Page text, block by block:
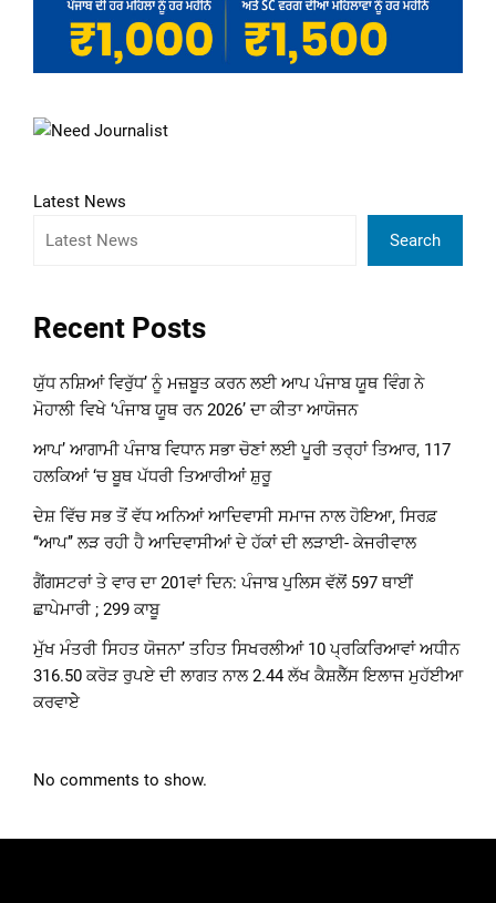
Latest News
Search
Recent Posts
ਯੁੱਧ ਨਸ਼ਿਆਂ ਵਿਰੁੱਧ’ ਨੂੰ ਮਜ਼ਬੂਤ ਕਰਨ ਲਈ ਆਪ ਪੰਜਾਬ ਯੂਥ ਵਿੰਗ ਨੇ
ਮੋਹਾਲੀ ਵਿਖੇ ‘ਪੰਜਾਬ ਯੂਥ ਰਨ 2026’ ਦਾ ਕੀਤਾ ਆਯੋਜਨ
ਆਪ’ ਆਗਾਮੀ ਪੰਜਾਬ ਵਿਧਾਨ ਸਭਾ ਚੋਣਾਂ ਲਈ ਪੂਰੀ ਤਰ੍ਹਾਂ ਤਿਆਰ, 117
ਹਲਕਿਆਂ ‘ਚ ਬੂਥ ਪੱਧਰੀ ਤਿਆਰੀਆਂ ਸ਼ੁਰੂ
ਦੇਸ਼ ਵਿੱਚ ਸਭ ਤੋਂ ਵੱਧ ਅਨਿਆਂ ਆਦਿਵਾਸੀ ਸਮਾਜ ਨਾਲ ਹੋਇਆ, ਸਿਰਫ਼
‘‘ਆਪ’’ ਲੜ ਰਹੀ ਹੈ ਆਦਿਵਾਸੀਆਂ ਦੇ ਹੱਕਾਂ ਦੀ ਲੜਾਈ- ਕੇਜਰੀਵਾਲ
ਗੈਂਗਸਟਰਾਂ ਤੇ ਵਾਰ ਦਾ 201ਵਾਂ ਦਿਨ: ਪੰਜਾਬ ਪੁਲਿਸ ਵੱਲੋਂ 597 ਥਾਈਂ
ਛਾਪੇਮਾਰੀ ; 299 ਕਾਬੂ
ਮੁੱਖ ਮੰਤਰੀ ਸਿਹਤ ਯੋਜਨਾ’ ਤਹਿਤ ਸਿਖਰਲੀਆਂ 10 ਪ੍ਰਕਿਰਿਆਵਾਂ ਅਧੀਨ
316.50 ਕਰੋੜ ਰੁਪਏ ਦੀ ਲਾਗਤ ਨਾਲ 2.44 ਲੱਖ ਕੈਸ਼ਲੈੱਸ ਇਲਾਜ ਮੁਹੱਈਆ
ਕਰਵਾਏੇ
No comments to show.